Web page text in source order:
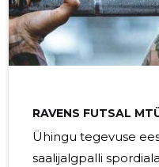
RAVENS FUTSAL
Ühingu tegevuse
saalijalgpalli spordiala